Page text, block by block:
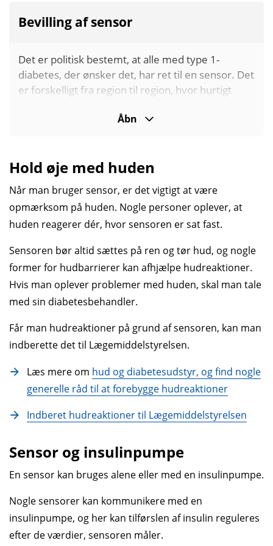
Bevilling af sensor
Åbn
Det er politisk bestemt, at alle med type 1-
diabetes, der ønsker det, har ret til en sensor. Det
er forskelligt fra region til region, hvor hurtigt
diabetesbehandler få nærmere rådgivning om
muligheden for en sensor og de forskellige
sensormodeller.
Hold øje med huden
Når man bruger sensor, er det vigtigt at være
opmærksom på huden. Nogle personer oplever, at
huden reagerer dér, hvor sensoren er sat fast.
Sensoren bør altid sættes på ren og tør hud, og nogle
former for hudbarrierer kan afhjælpe hudreaktioner.
Hvis man oplever problemer med huden, skal man tale
med sin diabetesbehandler.
Får man hudreaktioner på grund af sensoren, kan man
indberette det til Lægemiddelstyrelsen.
Læs mere om hud og diabetesudstyr, og find nogle
generelle råd til at forebygge hudreaktioner
Indberet hudreaktioner til Lægemiddelstyrelsen
Sensor og insulinpumpe
En sensor kan bruges alene eller med en insulinpumpe.
Nogle sensorer kan kommunikere med en
insulinpumpe, og her kan tilførslen af insulin reguleres
efter de værdier, sensoren måler.